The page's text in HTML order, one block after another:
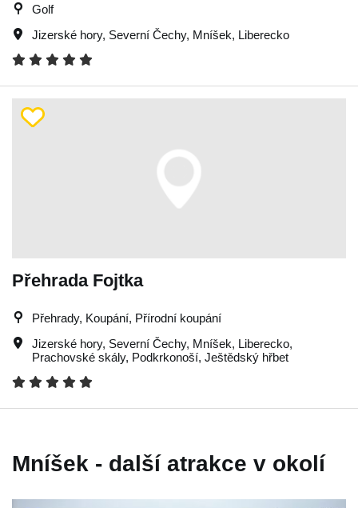
Golf
Jizerské hory, Severní Čechy, Mníšek, Liberecko
Přehrada Fojtka
Přehrady, Koupání, Přírodní koupání
Jizerské hory, Severní Čechy, Mníšek, Liberecko,
Prachovské skály, Podkrkonoší, Ještědský hřbet
Mníšek - další atrakce v okolí